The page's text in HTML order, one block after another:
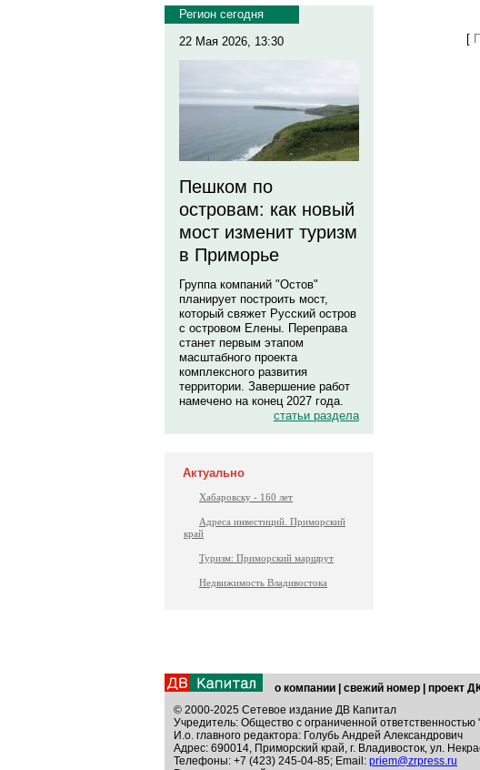
Регион сегодня
22 Мая 2026, 13:30
Пешком по
островам: как новый
мост изменит туризм
в Приморье
Группа компаний "Остов"
планирует построить мост,
который свяжет Русский остров
с островом Елены. Переправа
станет первым этапом
масштабного проекта
комплексного развития
территории. Завершение работ
намечено на конец 2027 года.
статьи раздела
Актуально
Хабаровску - 160 лет
Адреса инвестиций. Приморский
край
Туризм: Приморский маршрут
Недвижимость Владивостока
[
о компании свежий номер проект
© 2000-2025 Сетевое издание ДВ Капитал
Учредитель: Общество с ограниченной
И.о. главного редактора: Голубь Андрей Александрович
Адрес: 690014, Приморский край, г. Владивосток, ул.
Телефоны: +7 (423) 245-04-85; Email: priem@zrpress.ru